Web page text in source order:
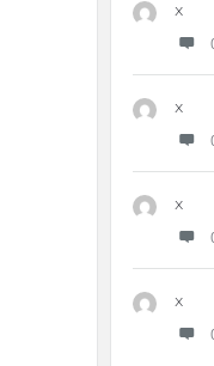
x
x
x
x